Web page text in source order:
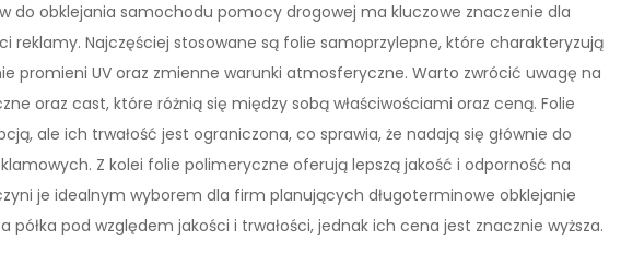
do obklejania samochodu pomocy drogowej ma kluczowe znaczenie dla
reklamy. Najczęściej stosowane są folie samoprzylepne, które charakteryzują
promieni UV oraz zmienne warunki atmosferyczne. Warto zwrócić uwagę na
oraz cast, które różnią się między sobą właściwościami oraz ceną. Folie
ale ich trwałość jest ograniczona, co sprawia, że nadają się głównie do
Z kolei folie polimeryczne oferują lepszą jakość i odporność na
je idealnym wyborem dla firm planujących długoterminowe obklejanie
półka pod względem jakości i trwałości, jednak ich cena jest znacznie wyższa.